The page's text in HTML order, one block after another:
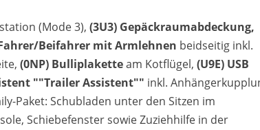
(Mode 3), (3U3) Gepäckraumabdeckung,
Fahrer/Beifahrer mit Armlehnen beidseitig inkl.
(0NP) Bulliplaketteam Kotflügel, (U9E) USB
""Trailer Assistent"" inkl.
Paket: Schubladen unter den Sitzen im
Schiebefenster sowie Zuziehhilfe in der